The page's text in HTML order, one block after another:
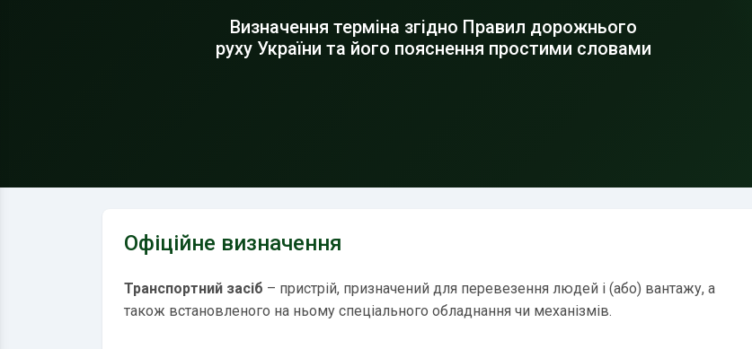
Визначення терміна згідно Правил дорожнього
руху України та його пояснення простими словами
Офіційне визначення
Транспортний засіб – пристрій, призначений для перевезення людей і (або) вантажу, а
також встановленого на ньому спеціального обладнання чи механізмів.